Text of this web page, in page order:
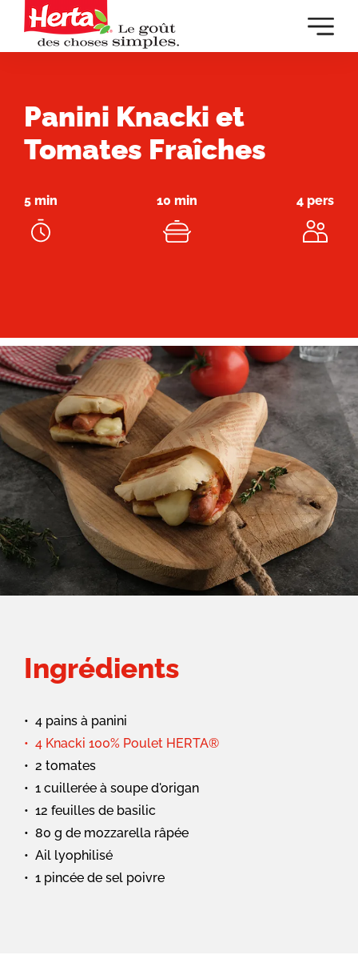
Panini Knacki et
Tomates Fraîches
5 min 10 min 4 pers
Ingrédients
4 pains à panini
4 Knacki 100% Poulet HERTA®
2 tomates
1 cuillerée à soupe d'origan
12 feuilles de basilic
80 g de mozzarella râpée
Ail lyophilisé
1 pincée de sel poivre